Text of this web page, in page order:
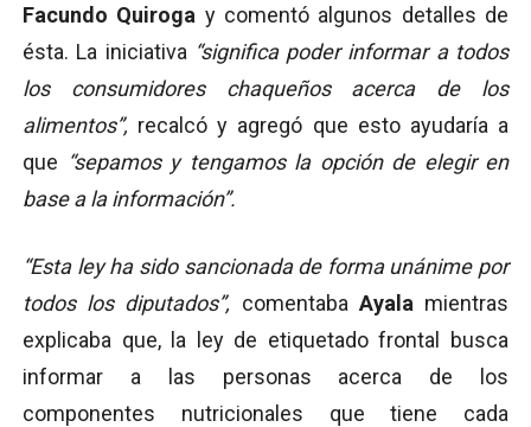
Facundo Quiroga y comentó algunos detalles de
ésta. La iniciativa “significa poder informar a todos
los consumidores chaqueños acerca de los
alimentos”, recalcó y agregó que esto ayudaría a
que “sepamos y tengamos la opción de elegir en
base a la información”.
“Esta ley ha sido sancionada de forma unánime por
todos los diputados”, comentaba Ayala mientras
explicaba que, la ley de etiquetado frontal busca
informar a las personas acerca de los
componentes nutricionales que tiene cada